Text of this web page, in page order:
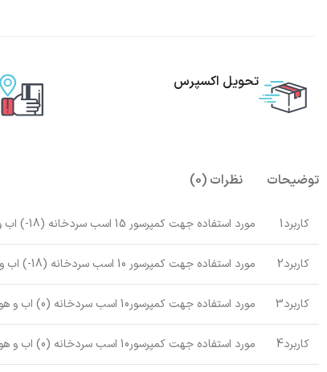
تحویل اکسپرس
توضیحات نظرات (0)
کاربرد1 مورد استفاده جهت کمپرسور 15 اسب سردخانه (18-) اب و هوای معتدل
کاربرد2 مورد استفاده جهت کمپرسور 10 اسب سردخانه (18-) اب و هوای گرم
کاربرد3 مورد استفاده جهت کمپرسور10 اسب سردخانه (0) اب و هوای معتدل
کاربرد4 مورد استفاده جهت کمپرسور10 اسب سردخانه (0) اب و هوای گرم